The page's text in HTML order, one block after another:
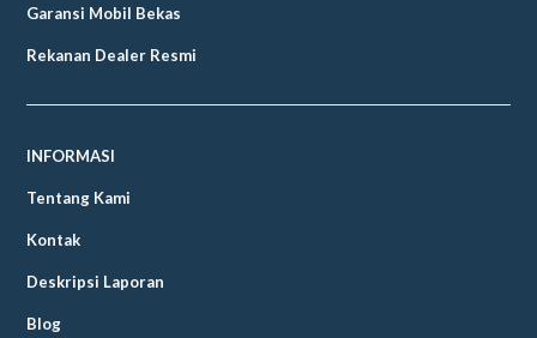
Garansi Mobil Bekas
Rekanan Dealer Resmi
INFORMASI
Tentang Kami
Kontak
Deskripsi Laporan
Blog